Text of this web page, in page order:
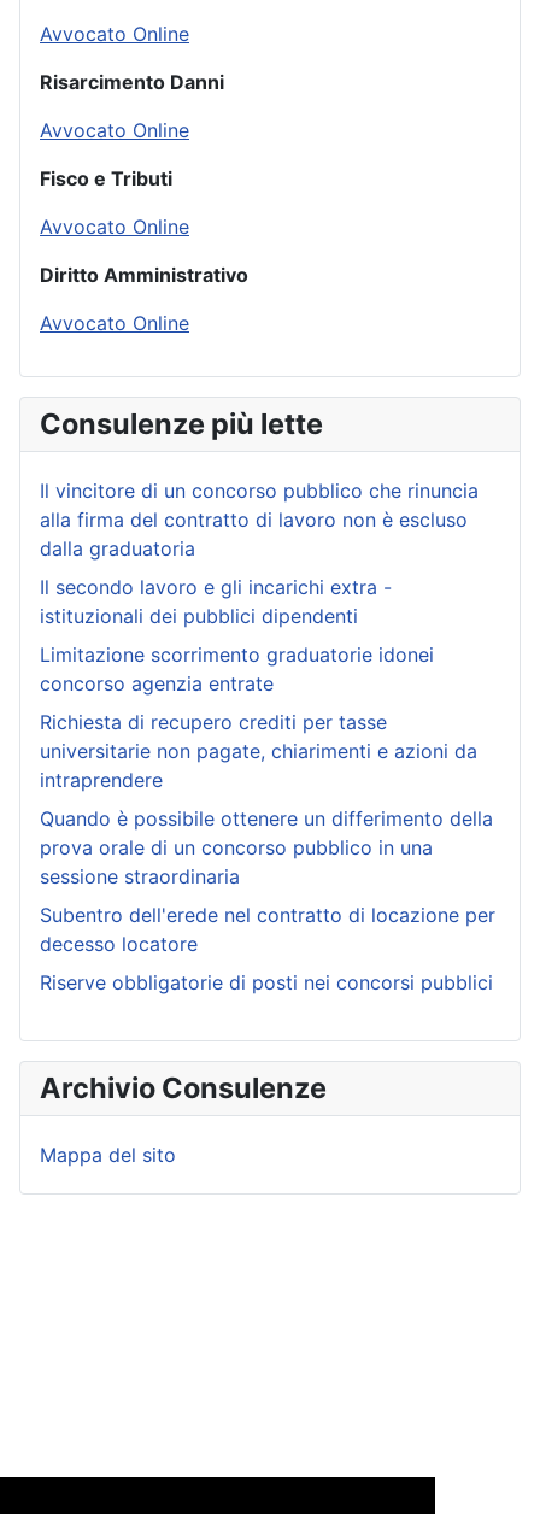
Avvocato Online
Risarcimento Danni
Avvocato Online
Fisco e Tributi
Avvocato Online
Diritto Amministrativo
Avvocato Online
Consulenze più lette
Il vincitore di un concorso pubblico che rinuncia
alla firma del contratto di lavoro non è escluso
dalla graduatoria
Il secondo lavoro e gli incarichi extra -
istituzionali dei pubblici dipendenti
Limitazione scorrimento graduatorie idonei
concorso agenzia entrate
Richiesta di recupero crediti per tasse
universitarie non pagate, chiarimenti e azioni da
intraprendere
Quando è possibile ottenere un differimento della
prova orale di un concorso pubblico in una
sessione straordinaria
Subentro dell'erede nel contratto di locazione per
decesso locatore
Riserve obbligatorie di posti nei concorsi pubblici
Archivio Consulenze
Mappa del sito